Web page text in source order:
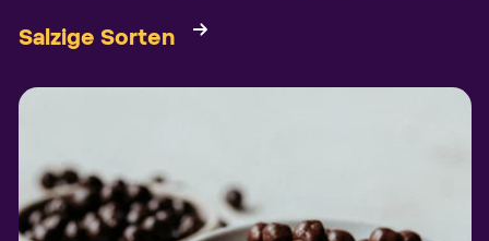
Salzige Sorten